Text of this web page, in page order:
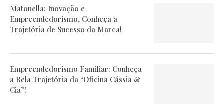
Matonella: Inovação e
Empreendedorismo, Conheça a
Trajetória de Sucesso da Marca!
Empreendedorismo Familiar: Conheça
a Bela Trajetória da “Oficina Cássia &
Cia”!